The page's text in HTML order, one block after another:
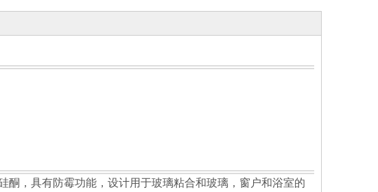
，具有防霉功能，设计用于玻璃粘合和玻璃，窗户和浴室的